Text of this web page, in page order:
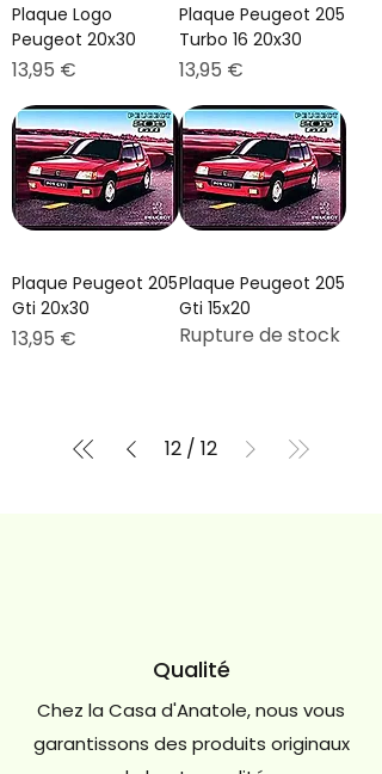
Plaque Logo
Peugeot 20x30
Prix
13,95 €
Plaque Peugeot 205
Turbo 16 20x30
Prix
13,95 €
Plaque Peugeot 205
Gti 20x30
Prix
13,95 €
Plaque Peugeot 205
Gti 15x20
Rupture de stock
12 / 12
Qualité
Chez la Casa d'Anatole, nous vous
garantissons des produits originaux